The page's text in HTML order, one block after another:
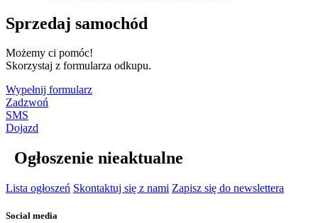
Sprzedaj samochód
Możemy ci pomóc!
Skorzystaj z formularza odkupu.
Wypełnij formularz
Zadzwoń
SMS
Dojazd
Ogłoszenie nieaktualne
Lista ogłoszeń Skontaktuj się z nami Zapisz się do newslettera
Social media